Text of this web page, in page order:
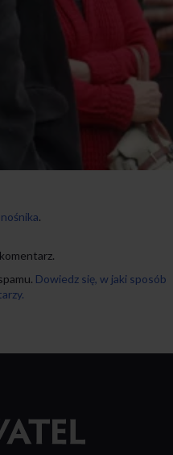
.
Dowiedz się, w jaki sposób
strony